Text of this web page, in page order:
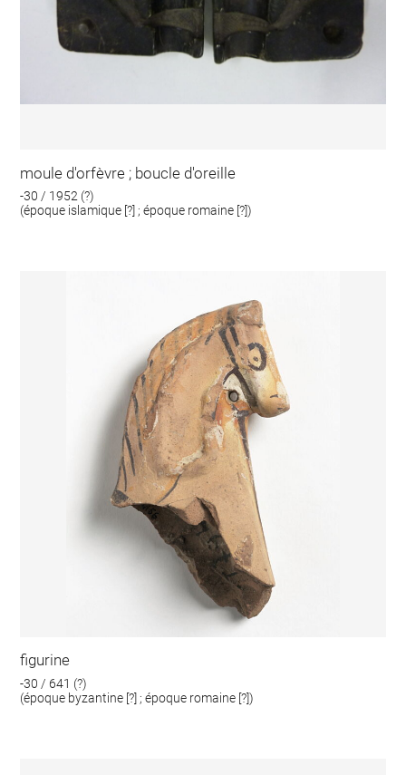
moule d'orfèvre ; boucle d'oreille
-30 / 1952 (?)
(époque islamique [?] ; époque romaine [?])
figurine
-30 / 641 (?)
(époque byzantine [?] ; époque romaine [?])